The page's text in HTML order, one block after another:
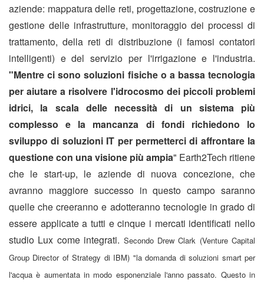
aziende: mappatura delle reti, progettazione, costruzione e
gestione delle infrastrutture, monitoraggio dei processi di
trattamento, della reti di distribuzione (i famosi contatori
intelligenti) e del servizio per l'irrigazione e l'industria.
"Mentre ci sono soluzioni fisiche o a bassa tecnologia
per aiutare a risolvere l'idrocosmo dei piccoli problemi
idrici, la scala delle necessità di un sistema più
complesso e la mancanza di fondi richiedono lo
sviluppo di soluzioni IT per permetterci di affrontare la
questione con una visione più ampia" Earth2Tech ritiene
che le start-up, le aziende di nuova concezione, che
avranno maggiore successo in questo campo saranno
quelle che creeranno e adotteranno tecnologie in grado di
essere applicate a tutti e cinque i mercati identificati nello
studio Lux come integrati. Secondo Drew Clark (Venture Capital
Group Director of Strategy di IBM) "la domanda di soluzioni smart per
l'acqua è aumentata in modo esponenziale l'anno passato. Questo in